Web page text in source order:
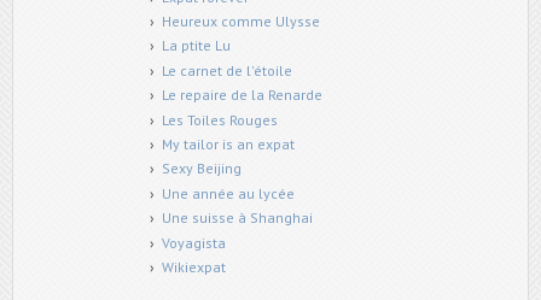
Heureux comme Ulysse
La ptite Lu
Le carnet de l'étoile
Le repaire de la Renarde
Les Toiles Rouges
My tailor is an expat
Sexy Beijing
Une année au lycée
Une suisse à Shanghai
Voyagista
Wikiexpat